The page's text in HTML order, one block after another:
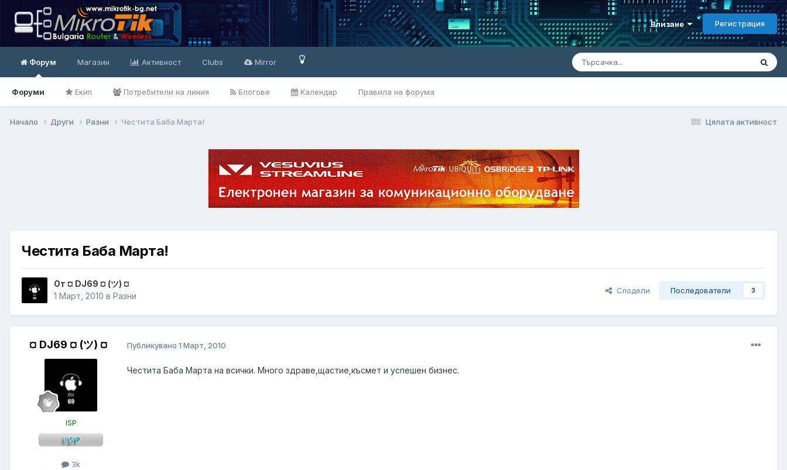
Влизане Регистрация
Форум
Форуми Екип Потребители на линия Блогове Календар Правила на форума
Магазин Активност Clubs Mirror
Цялата активност
Начало Други Разни Честита Баба Марта!
Честита Баба Марта!
От ¤ DJ69 ¤ (ツ) ¤
1 Март, 2010 в Разни
Сподели Последователи 3
¤ DJ69 ¤ (ツ) ¤
ISP
3k
Публикувано 1 Март, 2010
Честита Баба Марта на всички. Много здраве,щастие,късмет и успешен бизнес.